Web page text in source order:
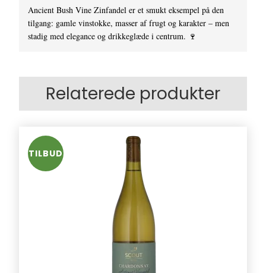
Ancient Bush Vine Zinfandel er et smukt eksempel på den
tilgang: gamle vinstokke, masser af frugt og karakter – men
stadig med elegance og drikkeglæde i centrum. 🍷
Relaterede produkter
TILBUD